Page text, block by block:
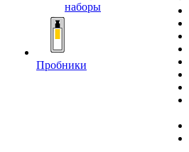
наборы
Пробники